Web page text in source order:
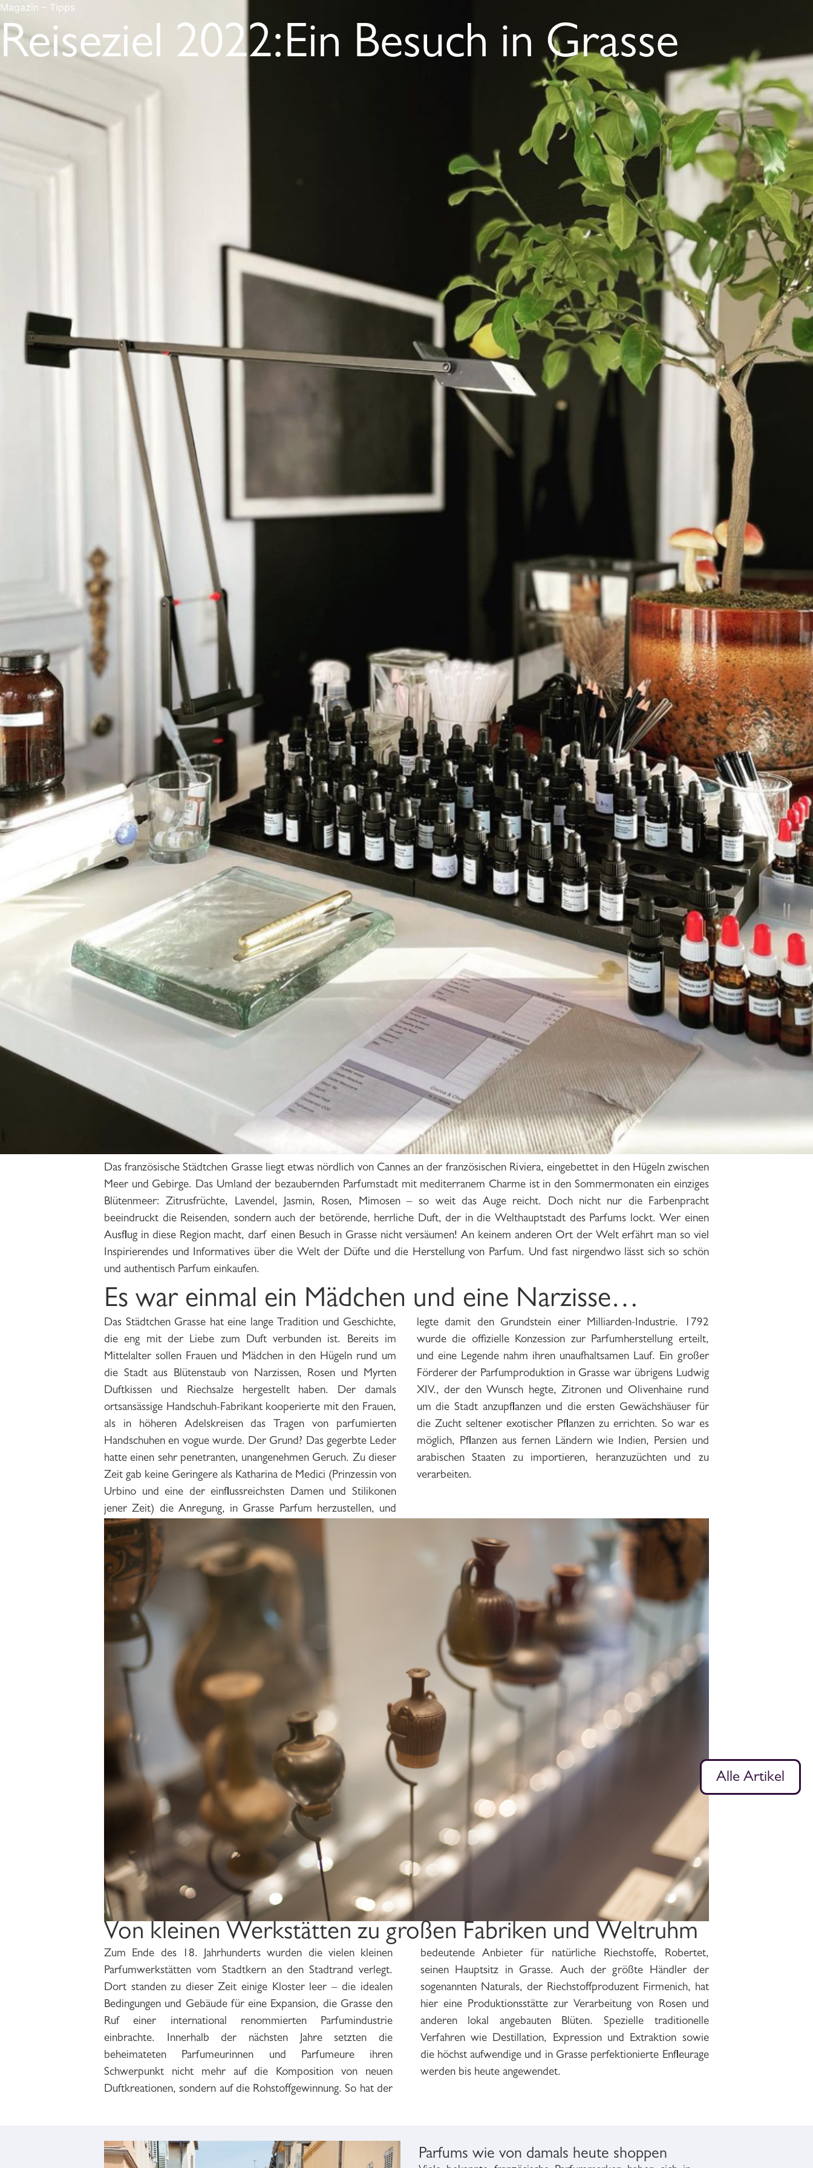
DUFTSTARS
Magazin – Tipps
Reiseziel 2022:Ein Besuch in Grasse
Das französische Städtchen Grasse liegt etwas nördlich von Cannes an der französischen Riviera, eingebettet in den Hügeln zwischen
Meer und Gebirge. Das Umland der bezaubernden Parfumstadt mit mediterranem Charme ist in den Sommermonaten ein einziges
Blütenmeer: Zitrusfrüchte, Lavendel, Jasmin, Rosen, Mimosen – so weit das Auge reicht. Doch nicht nur die Farbenpracht
beeindruckt die Reisenden, sondern auch der betörende, herrliche Duft, der in die Welthauptstadt des Parfums lockt. Wer einen
Ausflug in diese Region macht, darf einen Besuch in Grasse nicht versäumen! An keinem anderen Ort der Welt erfährt man so viel
Inspirierendes und Informatives über die Welt der Düfte und die Herstellung von Parfum. Und fast nirgendwo lässt sich so schön
und authentisch Parfum einkaufen.
Es war einmal ein Mädchen und eine Narzisse…
Das Städtchen Grasse hat eine lange Tradition und Geschichte,
die eng mit der Liebe zum Duft verbunden ist. Bereits im
Mittelalter sollen Frauen und Mädchen in den Hügeln rund um
die Stadt aus Blütenstaub von Narzissen, Rosen und Myrten
Duftkissen und Riechsalze hergestellt haben. Der damals
ortsansässige Handschuh-Fabrikant kooperierte mit den Frauen,
als in höheren Adelskreisen das Tragen von parfumierten
Handschuhen en vogue wurde. Der Grund? Das gegerbte Leder
hatte einen sehr penetranten, unangenehmen Geruch. Zu dieser
Zeit gab keine Geringere als Katharina de Medici (Prinzessin von
Urbino und eine der einflussreichsten Damen und Stilikonen
jener Zeit) die Anregung, in Grasse Parfum herzustellen, und
legte damit den Grundstein einer Milliarden-Industrie. 1792
wurde die offizielle Konzession zur Parfumherstellung erteilt,
und eine Legende nahm ihren unaufhaltsamen Lauf. Ein großer
Förderer der Parfumproduktion in Grasse war übrigens Ludwig
XIV., der den Wunsch hegte, Zitronen und Olivenhaine rund
um die Stadt anzupflanzen und die ersten Gewächshäuser für
die Zucht seltener exotischer Pflanzen zu errichten. So war es
möglich, Pflanzen aus fernen Ländern wie Indien, Persien und
arabischen Staaten zu importieren, heranzuzüchten und zu
verarbeiten.
Von kleinen Werkstätten zu großen Fabriken und Weltruhm
Zum Ende des 18. Jahrhunderts wurden die vielen kleinen
Parfumwerkstätten vom Stadtkern an den Stadtrand verlegt.
Dort standen zu dieser Zeit einige Kloster leer – die idealen
Bedingungen und Gebäude für eine Expansion, die Grasse den
Ruf einer international renommierten Parfumindustrie
einbrachte. Innerhalb der nächsten Jahre setzten die
beheimateten Parfumeurinnen und Parfumeure ihren
Schwerpunkt nicht mehr auf die Komposition von neuen
Duftkreationen, sondern auf die Rohstoffgewinnung. So hat der
bedeutende Anbieter für natürliche Riechstoffe, Robertet,
seinen Hauptsitz in Grasse. Auch der größte Händler der
sogenannten Naturals, der Riechstoffproduzent Firmenich, hat
hier eine Produktionsstätte zur Verarbeitung von Rosen und
anderen lokal angebauten Blüten. Spezielle traditionelle
Verfahren wie Destillation, Expression und Extraktion sowie
die höchst aufwendige und in Grasse perfektionierte Enfleurage
werden bis heute angewendet.
Parfums wie von damals heute shoppen
Alle Artikel